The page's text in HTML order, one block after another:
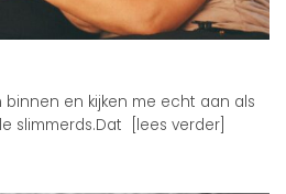
binnen en kijken me echt aan als
slimmerds.Dat [lees verder]